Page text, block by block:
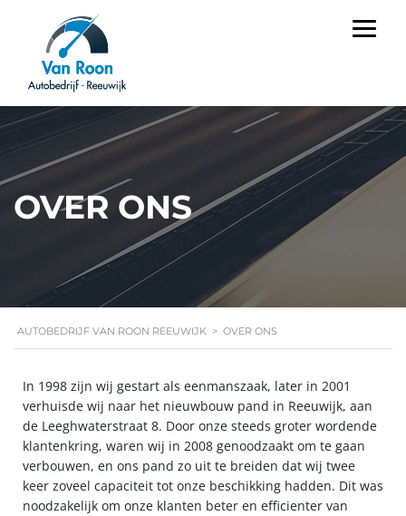
OVER ONS
AUTOBEDRIJF VAN ROON REEUWIJK > OVER ONS
In 1998 zijn wij gestart als eenmanszaak, later in 2001
verhuisde wij naar het nieuwbouw pand in Reeuwijk, aan
de Leeghwaterstraat 8. Door onze steeds groter wordende
klantenkring, waren wij in 2008 genoodzaakt om te gaan
verbouwen, en ons pand zo uit te breiden dat wij twee
keer zoveel capaciteit tot onze beschikking hadden. Dit was
noodzakelijk om onze klanten beter en efficienter van